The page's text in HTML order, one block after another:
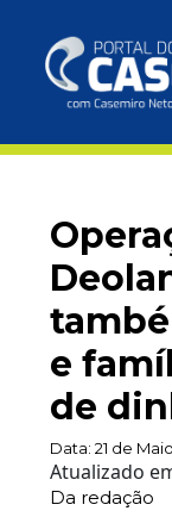
e
de
Data: 21 de
Atualizado
Da redação